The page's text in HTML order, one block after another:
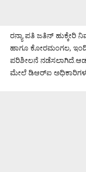
ರನ್ಯಾ ಪತಿ ಜತಿನ್ ಹುಕ್ಕೇರಿ
ಹಾಗೂ ಕೋರಮಂಗಲ,
ಪರಿಶೀಲನೆ
ಮೇಲೆ ಡಿಆರ್‌ಐ ಅಧಿಕಾರಿಗಳು